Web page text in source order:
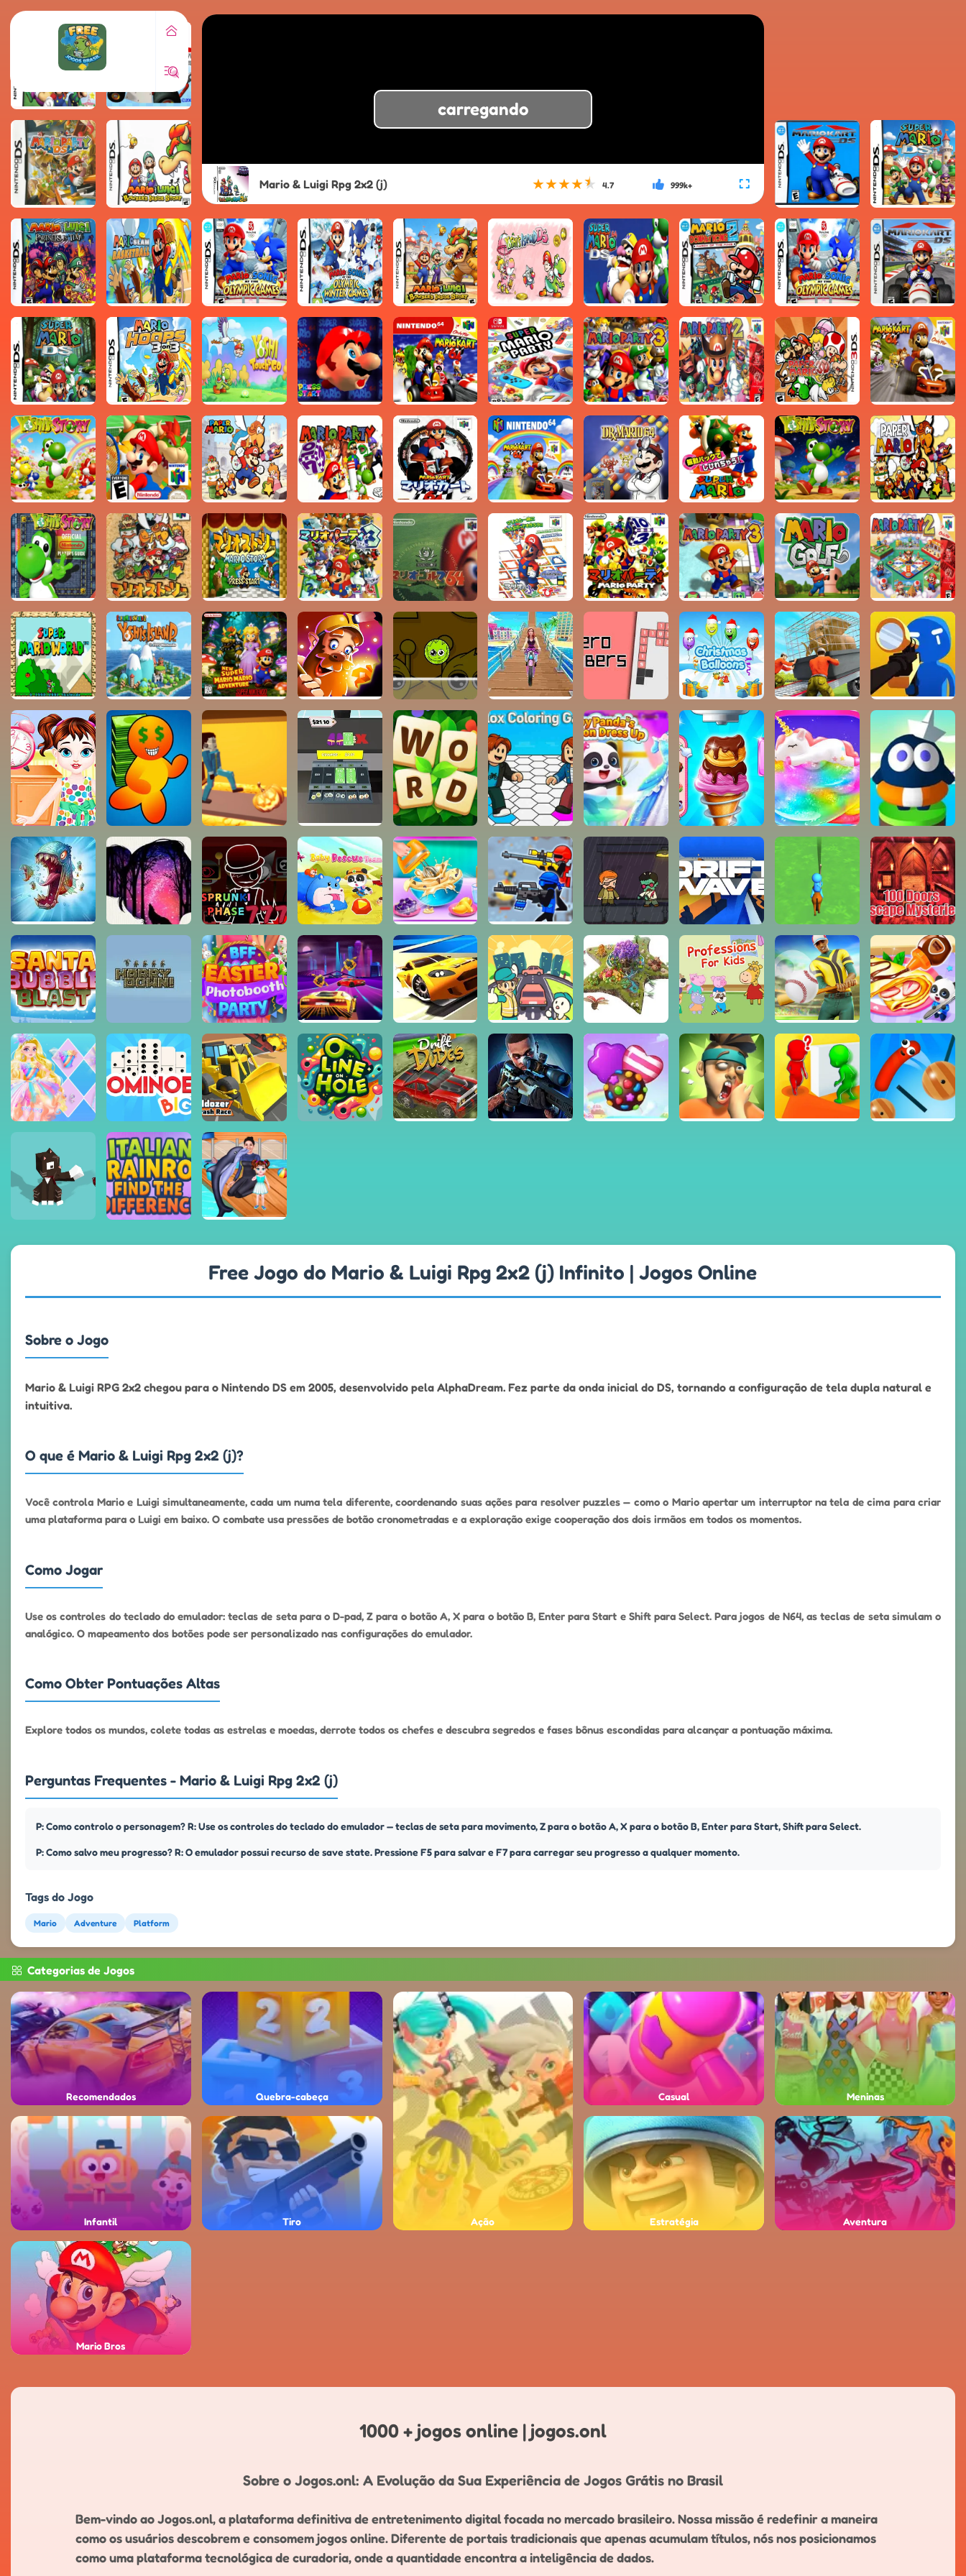
carregando
Mario & Luigi Rpg 2x2 (j) ★★★★★ 4.7 999k+
Free Jogo do Mario & Luigi Rpg 2x2 (j) Infinito | Jogos Online
Sobre o Jogo
Mario & Luigi RPG 2x2 chegou para o Nintendo DS em 2005, desenvolvido pela AlphaDream. Fez parte da onda inicial do DS, tornando a configuração de tela dupla natural e
intuitiva.
O que é Mario & Luigi Rpg 2x2 (j)?
Você controla Mario e Luigi simultaneamente, cada um numa tela diferente, coordenando suas ações para resolver puzzles — como o Mario apertar um interruptor na tela de cima para criar
uma plataforma para o Luigi em baixo. O combate usa pressões de botão cronometradas e a exploração exige cooperação dos dois irmãos em todos os momentos.
Como Jogar
Use os controles do teclado do emulador: teclas de seta para o D-pad, Z para o botão A, X para o botão B, Enter para Start e Shift para Select. Para jogos de N64, as teclas de seta simulam o
analógico. O mapeamento dos botões pode ser personalizado nas configurações do emulador.
Como Obter Pontuações Altas
Explore todos os mundos, colete todas as estrelas e moedas, derrote todos os chefes e descubra segredos e fases bônus escondidas para alcançar a pontuação máxima.
Perguntas Frequentes - Mario & Luigi Rpg 2x2 (j)
P: Como controlo o personagem? R: Use os controles do teclado do emulador — teclas de seta para movimento, Z para o botão A, X para o botão B, Enter para Start, Shift para Select.
P: Como salvo meu progresso? R: O emulador possui recurso de save state. Pressione F5 para salvar e F7 para carregar seu progresso a qualquer momento.
Tags do Jogo
Mario Adventure Platform
Categorias de Jogos
Recomendados Quebra-cabeça
Ação
Casual Meninas
Infantil Tiro Estratégia Aventura
Mario Bros
1000 + jogos online | jogos.onl
Sobre o Jogos.onl: A Evolução da Sua Experiência de Jogos Grátis no Brasil
Bem-vindo ao Jogos.onl, a plataforma definitiva de entretenimento digital focada no mercado brasileiro. Nossa missão é redefinir a maneira
como os usuários descobrem e consomem jogos online. Diferente de portais tradicionais que apenas acumulam títulos, nós nos posicionamos
como uma plataforma tecnológica de curadoria, onde a quantidade encontra a inteligência de dados.